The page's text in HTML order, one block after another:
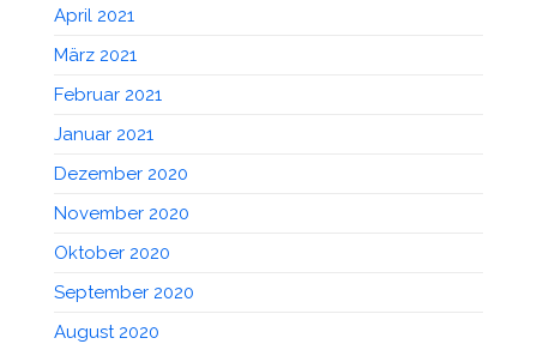
April 2021
März 2021
Februar 2021
Januar 2021
Dezember 2020
November 2020
Oktober 2020
September 2020
August 2020